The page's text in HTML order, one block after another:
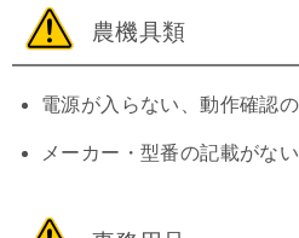
農機具類
電源が入らない、動作確認
メーカー・型番の記載がな